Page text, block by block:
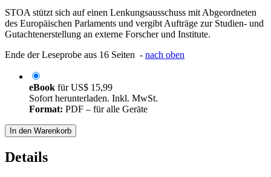
STOA stützt sich auf einen Lenkungsausschuss mit Abgeordneten
des Europäischen Parlaments und vergibt Aufträge zur Studien- und
Gutachtenerstellung an externe Forscher und Institute.
Ende der Leseprobe aus 16 Seiten - nach oben
eBook fürUS$ 15,99
Sofort herunterladen. Inkl. MwSt.
Format: PDF – für alle Geräte
In den Warenkorb
Details